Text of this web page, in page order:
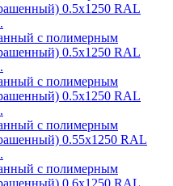
0.5x1250 RAL
с полимерным
0.5x1250 RAL
с полимерным
0.5x1250 RAL
с полимерным
0.55x1250 RAL
с полимерным
0.6x1250 RAL